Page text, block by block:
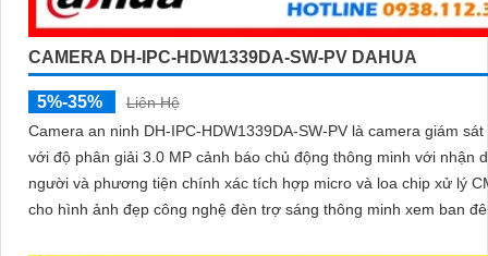
CAMERA DH-IPC-HDW1339DA-SW-PV DAHUA
5%-35%
Liên Hệ
Camera an ninh DH-IPC-HDW1339DA-SW-PV là camera giám sát
với độ phân giải 3.0 MP cảnh báo chủ động thông minh với nhận
người và phương tiện chính xác tích hợp micro và loa chip xử lý
cho hình ảnh đẹp công nghệ đèn trợ sáng thông minh xem ban